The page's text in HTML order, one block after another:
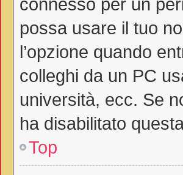
possa usare il tuo
l’opzione quando
colleghi da un PC
università, ecc. Se
ha disabilitato
Top